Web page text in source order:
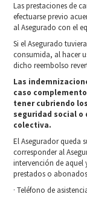
Las prestaciones de
efectuarse previo
al Asegurado con el
Si el Asegurado
consumida, al hacer
dicho reembolso
Las
caso
tener cubriendo
seguridad social o
colectiva.
El Asegurador queda
corresponder al
intervención de aquel
prestados o
· Teléfono de